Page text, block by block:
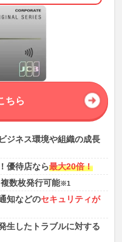
ビジネス環境や組織の成長
優待店なら最大20倍！
数枚発行可能※1
知などのセキュリティが
生したトラブルに対する
ちら